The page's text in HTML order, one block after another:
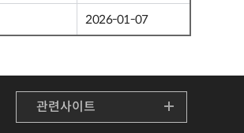
2026-01-07
관련사이트